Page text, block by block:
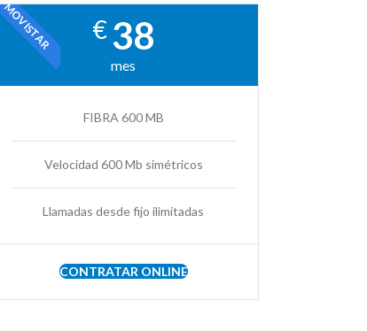
MOVISTAR €38
mes
FIBRA 600 MB
Velocidad 600 Mb simétricos
Llamadas desde fijo ilimitadas
CONTRATAR ONLINE